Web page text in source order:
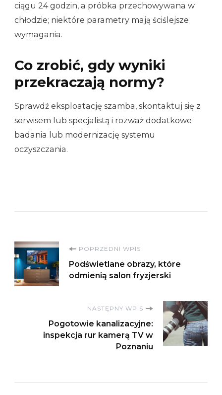
ciągu 24 godzin, a próbka przechowywana w
chłodzie; niektóre parametry mają ściślejsze
wymagania.
Co zrobić, gdy wyniki
przekraczają normy?
Sprawdź eksploatację szamba, skontaktuj się z
serwisem lub specjalistą i rozważ dodatkowe
badania lub modernizację systemu
oczyszczania.
Nawigacja
wpisu
POPRZEDNI WPIS
Podświetlane obrazy, które
odmienią salon fryzjerski
NASTĘPNY WPIS
Pogotowie kanalizacyjne:
inspekcja rur kamerą TV w
Poznaniu